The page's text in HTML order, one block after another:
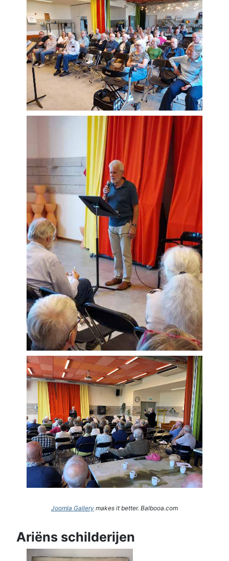
Joomla Gallery makes it better. Balbooa.com
Ariëns schilderijen